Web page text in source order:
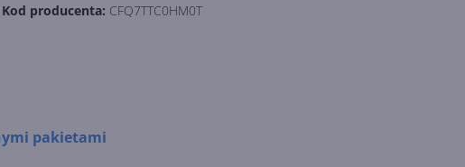
Kod producenta: CFQ7TTC0HM0T
pakietami